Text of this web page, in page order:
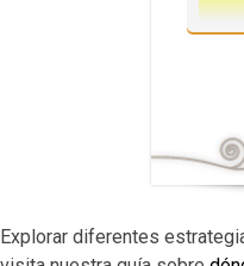
Explorar diferentes